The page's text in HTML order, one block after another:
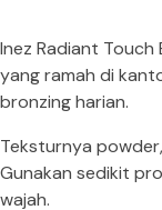
Inez Radiant Touch
yang ramah di
bronzing harian.
Teksturnya
Gunakan sedikit
wajah.